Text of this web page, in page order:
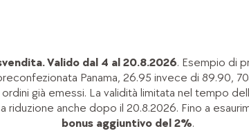
Valido dal 4 al 20.8.2026. Esempio di
Panama, 26.95 invece di 89.90,
già emessi. La validità limitata nel tempo
anche dopo il 20.8.2026. Fino a
bonus aggiuntivo del 2%.